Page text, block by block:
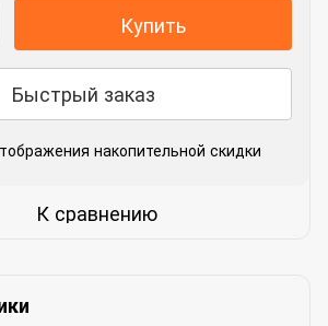
Купить
Быстрый заказ
накопительной скидки
К сравнению